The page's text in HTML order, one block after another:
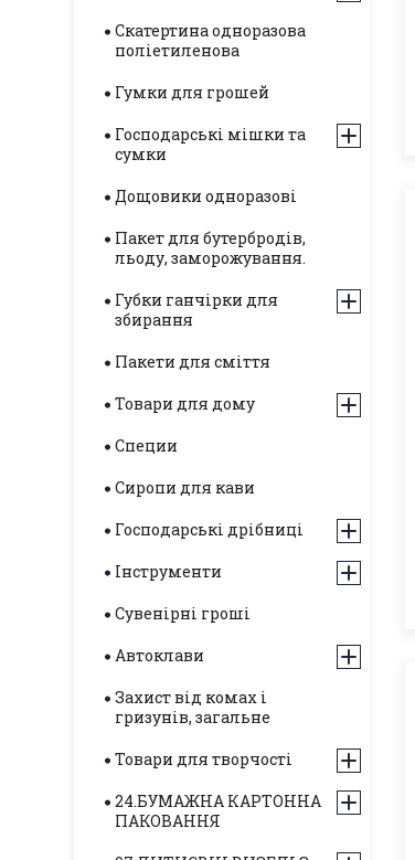
Скатертина одноразова
поліетиленова
Гумки для грошей
Господарські мішки та
сумки
Дощовики одноразові
Пакет для бутербродів,
льоду, заморожування.
Губки ганчірки для
збирання
Пакети для сміття
Товари для дому
Специи
Сиропи для кави
Господарські дрібниці
Інструменти
Сувенірні гроші
Автоклави
Захист від комах і
гризунів, загальне
Товари для творчості
24.БУМАЖНА КАРТОННА
ПАКОВАННЯ